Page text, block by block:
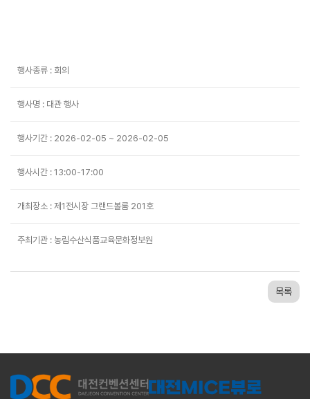
행사종류 : 회의
행사명 : 대관 행사
행사기간 : 2026-02-05 ~ 2026-02-05
행사시간 : 13:00-17:00
개최장소 : 제1전시장 그랜드볼룸 201호
주최기관 : 농림수산식품교육문화정보원
목록